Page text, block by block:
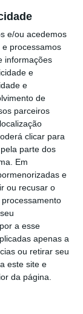
e/ou acedemos
processamos
informações
e
e
de
parceiros
clicar para
parte dos
Em
e
ou recusar o
a esse
apenas a
ou retirar seu
este site e
da página.
Portugal
5% face
(entre
recuperar
no
com Covid-
2.092
face à
Deste
em
(UCI), mais